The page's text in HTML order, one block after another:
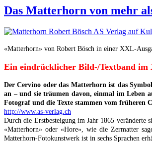
Das Matterhorn von mehr
«Matterhorn» von Robert Bösch in einer XXL-
Ein eindrücklicher Bild-/Textband im
Der Cervino oder das Matterhorn ist das
an – und sie träumen davon, einmal im Leben
Fotograf und die Texte stammen vom früheren
http://www.as-verlag.ch
Durch die Erstbesteigung im Jahr 1865 veränderte
«Matterhorn» oder «Hore», wie die Zermatter
Matterhorn-Fotokunstwerk ist in sechs Sprachen